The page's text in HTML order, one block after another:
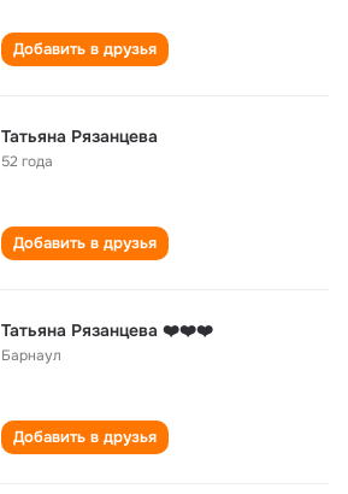
Добавить в друзья
Татьяна Рязанцева
52 года
Добавить в друзья
Татьяна Рязанцева ❤️❤️❤️
Барнаул
Добавить в друзья